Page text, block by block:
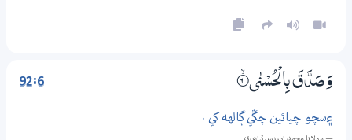
92:6 وَصَدَّقَ بِالْحُسْنٰى 6‏۝ۙ
۽سچو چيائين چڱي ڳالهه کي .